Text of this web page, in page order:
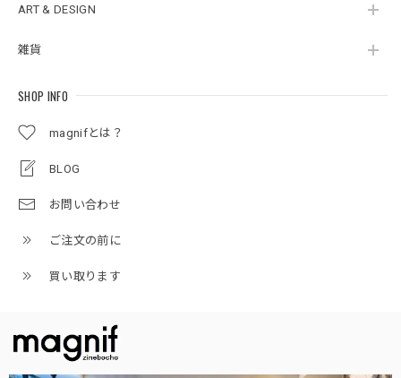
ART & DESIGN
雑貨
SHOP INFO
magnifとは？
BLOG
お問い合わせ
ご注文の前に
買い取ります